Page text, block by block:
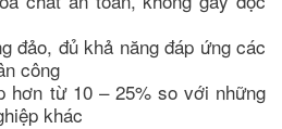
đảo, đủ khả năng đáp ứng các
công
hơn từ 10 – 25% so với những
khác